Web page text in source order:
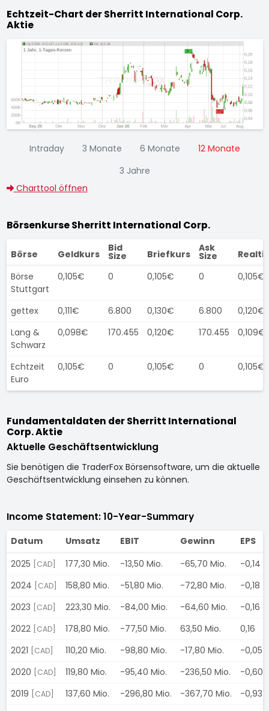
Echtzeit-Chart der Sherritt International Corp.
Aktie
Intraday 3 Monate 6 Monate
12 Monate
3 Jahre
Charttool öffnen
Börsenkurse Sherritt International Corp.
Börse Geldkurs
Bid
Size Briefkurs
Ask
Size
Börse
Stuttgart
0,105€ 0 0,105€ 0 0,105€
gettex 0,111€ 6.800 0,130€ 6.800
0,120€
Lang &
Schwarz
0,098€ 170.455 0,120€ 170.455 0,109€
Echtzeit
Euro
0,105€ 0 0,105€ 0 0,105€
Fundamentaldaten der Sherritt International
Corp. Aktie
Aktuelle Geschäftsentwicklung
Sie benötigen die TraderFox Börsensoftware, um die aktuelle
Geschäftsentwicklung einsehen zu können.
Income Statement: 10-Year-Summary
Datum Umsatz EBIT Gewinn
EPS
2025
[CAD] 177,30 Mio. -13,50 Mio. -65,70 Mio.
-0,14
2024
[CAD] 158,80 Mio. -51,80 Mio. -72,80 Mio.
-0,18
2023
[CAD] 223,30 Mio. -84,00 Mio. -64,60 Mio.
-0,16
2022
[CAD] 178,80 Mio. -77,50 Mio. 63,50 Mio.
0,16
2021
[CAD] 110,20 Mio. -98,80 Mio. -17,80 Mio.
-0,05
2020
[CAD] 119,80 Mio. -95,40 Mio. -236,50 Mio.
-0,60
2019
[CAD] 137,60 Mio. -296,80 Mio. -367,70 Mio.
-0,93